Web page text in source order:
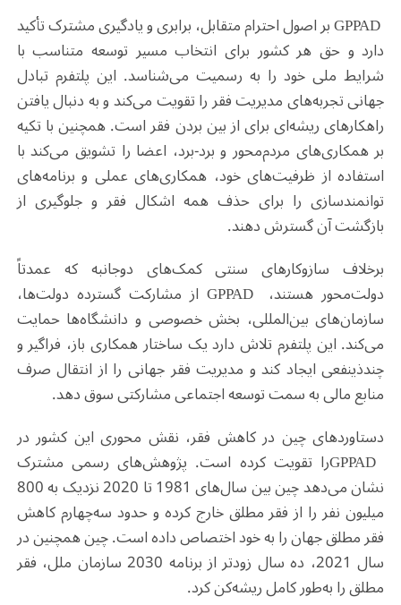
GPPADبر اصول احترام متقابل، برابری و یادگیری مشترک تأکید
دارد و حق هر کشور برای انتخاب مسیر توسعه متناسب با
شرایط ملی خود را به رسمیت می‌شناسد. این پلتفرم تبادل
جهانی تجربه‌های مدیریت فقر را تقویت می‌کند و به دنبال یافتن
راهکارهای ریشه‌ای برای از بین بردن فقر است. همچنین با تکیه
بر همکاری‌های مردم‌محور و برد-برد، اعضا را تشویق می‌کند با
استفاده از ظرفیت‌های خود، همکاری‌های عملی و برنامه‌های
توانمندسازی را برای حذف همه اشکال فقر و جلوگیری از
بازگشت آن گسترش دهند.
برخلاف سازوکارهای سنتی کمک‌های دوجانبه که عمدتاً
دولت‌محور هستند، GPPAD از مشارکت گسترده دولت‌ها،
سازمان‌های بین‌المللی، بخش خصوصی و دانشگاه‌ها حمایت
می‌کند. این پلتفرم تلاش دارد یک ساختار همکاری باز، فراگیر و
چندذینفعی ایجاد کند و مدیریت فقر جهانی را از انتقال صرف
منابع مالی به سمت توسعه اجتماعی مشارکتی سوق دهد.
دستاوردهای چین در کاهش فقر، نقش محوری این کشور در
GPPADرا تقویت کرده است. پژوهش‌های رسمی مشترک
نشان می‌دهد چین بین سال‌های 1981 تا 2020 نزدیک به 800
میلیون نفر را از فقر مطلق خارج کرده و حدود سه‌چهارم کاهش
فقر مطلق جهان را به خود اختصاص داده است. چین همچنین در
سال 2021، ده سال زودتر از برنامه 2030 سازمان ملل، فقر
مطلق را به‌طور کامل ریشه‌کن کرد.